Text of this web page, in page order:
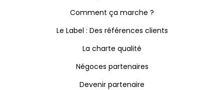
Comment ça marche ?
Le Label : Des références clients
La charte qualité
Négoces partenaires
Devenir partenaire